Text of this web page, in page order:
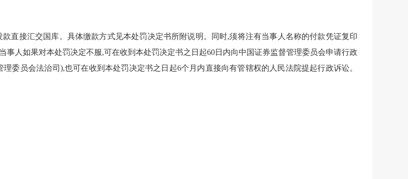
款直接汇交国库。具体缴款方式见本处罚决定书所附说明。同时,须将注有当事人名称的付款凭证复印
当事人如果对本处罚决定不服,可在收到本处罚决定书之日起60日内向中国证券监督管理委员会申请行政
理委员会法治司),也可在收到本处罚决定书之日起6个月内直接向有管辖权的人民法院提起行政诉讼。